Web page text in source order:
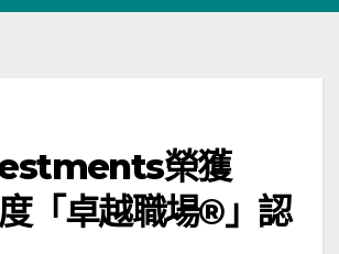
榮獲
「卓越職場®」認